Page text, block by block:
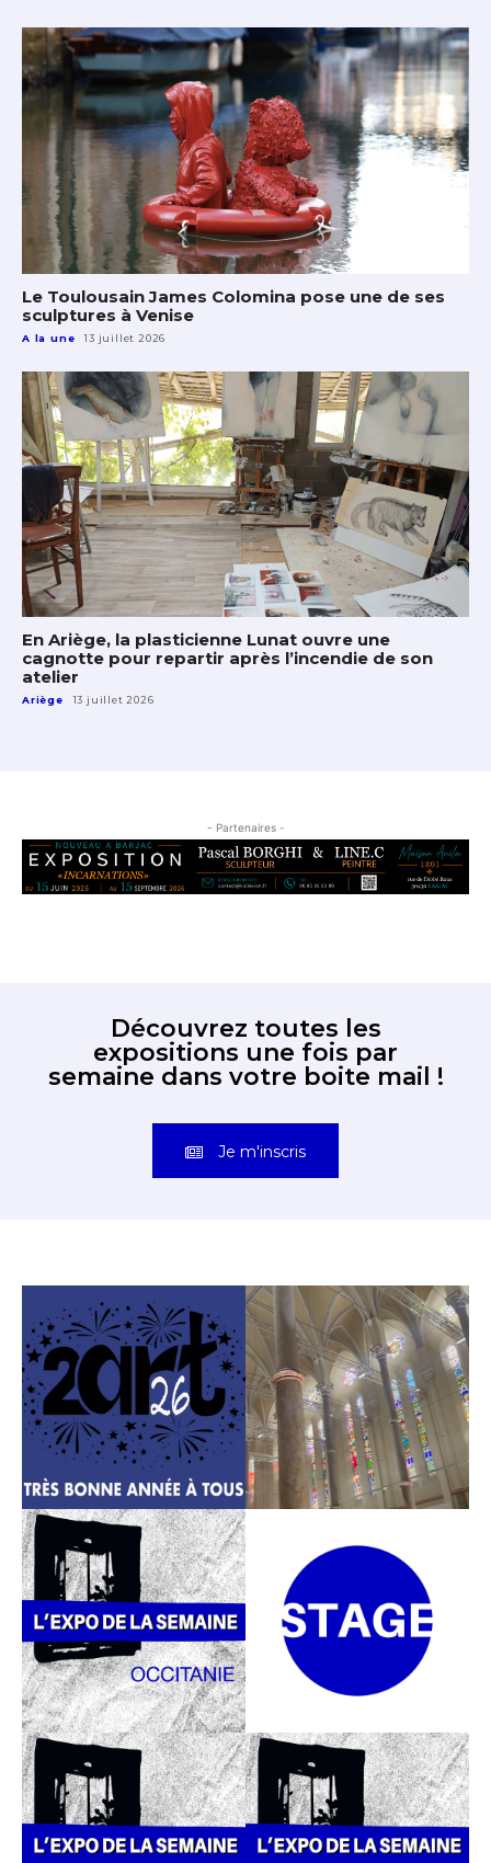
Le Toulousain James Colomina pose une de ses
sculptures à Venise
A la une 13 juillet 2026
En Ariège, la plasticienne Lunat ouvre une
cagnotte pour repartir après l’incendie de son
atelier
Ariège 13 juillet 2026
- Partenaires -
Découvrez toutes les
expositions une fois par
semaine dans votre boite mail !
Je m'inscris